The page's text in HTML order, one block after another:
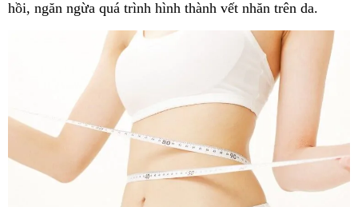
hồi, ngăn ngừa quá trình hình thành vết nhăn trên da.